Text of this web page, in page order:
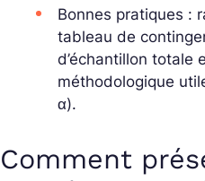
Bonnes pratiques :
tableau de
d’échantillon totale
méthodologique
α).
Comment